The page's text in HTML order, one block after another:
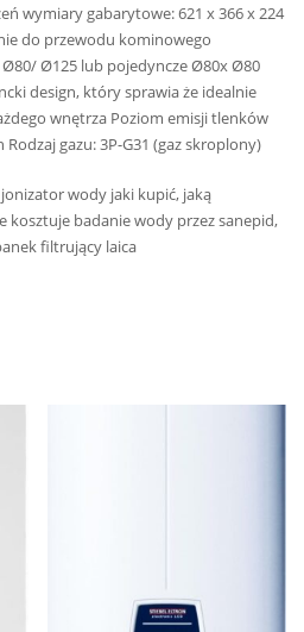
wymiary gabarytowe: 621 x 366 x 224
do przewodu kominowego
Ø125 lub pojedyncze Ø80x Ø80
design, który sprawia że idealnie
wnętrza Poziom emisji tlenków
gazu: 3P-G31 (gaz skroplony)
wody jaki kupić, jaką
kosztuje badanie wody przez sanepid,
filtrujący laica